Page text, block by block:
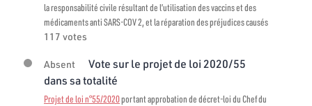
la responsabilité civile résultant de l’utilisation des vaccins et des
médicaments anti SARS-COV 2, et la réparation des préjudices causés
117 votes
Absent
Vote sur le projet de loi 2020/55
dans sa totalité
Projet de loi n°55/2020portant approbation de décret-loi du Chef du